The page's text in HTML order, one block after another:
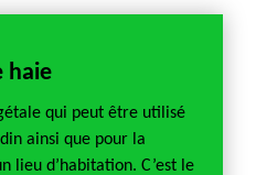
haie
qui peut être utilisé
ainsi que pour la
lieu d’habitation. C’est le